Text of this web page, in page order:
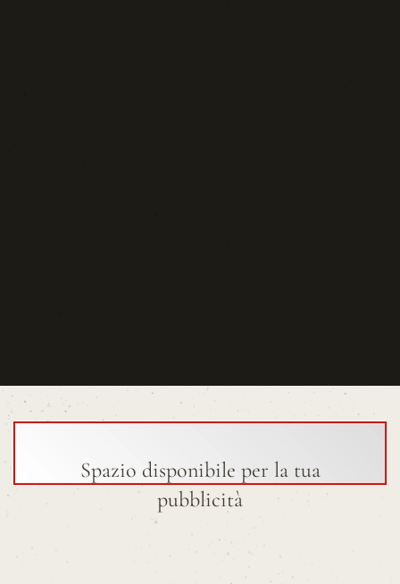
Spazio disponibile per la tua
pubblicità